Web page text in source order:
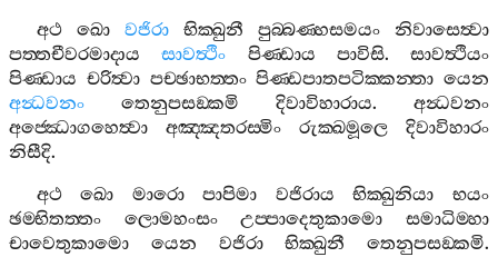
අථ
ඛො වජිරා භික‍්ඛුනී පුබ‍්බණ‍්හසමයං
නිවාසෙත්‍වා
පත‍්තචීවරමාදාය
සාවත්‍ථිං පිණ‍්ඩාය පාවිසි. සාවත්‍ථියං
පිණ‍්ඩාය චරිත්‍වා පච‍්ඡාභත‍්තං පිණ‍්ඩපාතපටික‍්කන‍්තා යෙන
අන්‍ධවනං
තෙනුපසඞ‍්කමි දිවාවිහාරාය. අන්‍ධවනං
අජ‍්ඣොගහෙත්‍වා
අඤ‍්ඤතරස‍්මිං රුක‍්ඛමූලෙ
දිවාවිහාරං
නිසීදි.
අථ
ඛො මාරො පාපිමා වජිරාය භික‍්ඛුනියා
භයං
ඡම‍්භිතත‍්තං
ලොමහංසං උප‍්පාදෙතුකාමො
සමාධිම‍්හා
චාවෙතුකාමො
යෙන වජිරා භික‍්ඛුනී තෙනුපසඞ‍්කමි.